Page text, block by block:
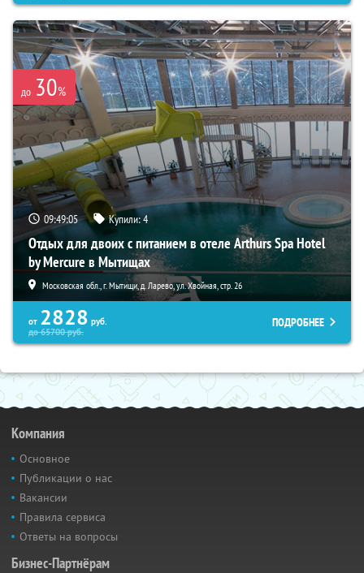
до 30%
09:49:04 Купили:4
Отдых для двоих с питанием в отеле Arthurs Spa Hotel
by Mercure в Мытищах
Московская обл., г. Мытищи, д. Ларево, ул. Хвойная, стр. 26
от 2828 руб.
до65700руб.
ПОДРОБНЕЕ
Компания
Основное
Публикации о нас
Вакансии
Правила сервиса
Ответы на вопросы
Бизнес-Партнёрам